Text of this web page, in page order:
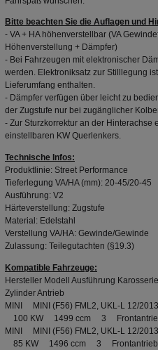
Bitte beachten Sie die Auflagen und
- VA + HA höhenverstellbar (VA
Höhenverstellung + Dämpfer)
- Bei Fahrzeugen mit elektronischer
werden. Elektroniksatz zur Stilllegung
Lieferumfang enthalten.
- Dämpfer verfügen über leicht zu
der Zugstufe nur bei zugänglicher
- Zur Sturzkorrektur an der Hinterachse
einstellbaren KW Querlenkers.
Technische Infos:
Produktlinie: Street Performance
Tieferlegung VA/HA (mm): 20-45/20-45
Ausführung: V2
Härteverstellung: Zugstufe
Material: Edelstahl
Verstellung VA/HA: Gewinde/Gewinde
Zulassung: Teilegutachten (§19.3)
Kompatible Fahrzeuge:
Hersteller Modell Ausführung
Zylinder Antrieb
MINI MINI (F56) FML2, UKL-L 12/
100 KW 1499 ccm 3
MINI MINI (F56) FML2, UKL-L 12/
85 KW 1496 ccm 3 Frontantrieb